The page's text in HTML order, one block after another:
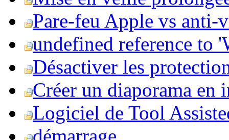
Pare-feu Apple vs anti-
undefined reference to
Désactiver les
Créer un diaporama en
Logiciel de Tool
démarrage